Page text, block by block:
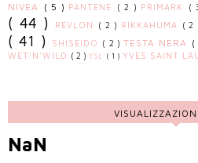
NIVEA ( 5 ) PANTENE ( 2 ) PRIMARK (
( 44 )
REVLON ( 2 ) RIKKAHUMA ( 2
( 41 )
SHISEIDO ( 2 )TESTA NERA (
WET'N'WILD ( 2 ) YSL ( 1 ) YVES SAINT
NaN